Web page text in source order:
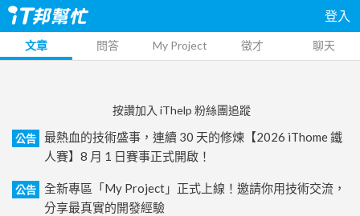
登入
文章 問答 My Project 徵才 聊天
按讚加入 iThelp 粉絲團追蹤
公告
最熱血的技術盛事，連續 30 天的修煉【2026 iThome 鐵
人賽】8 月 1 日賽事正式開啟！
公告
全新專區「My Project」正式上線！邀請你用技術交流，
分享最真實的開發經驗